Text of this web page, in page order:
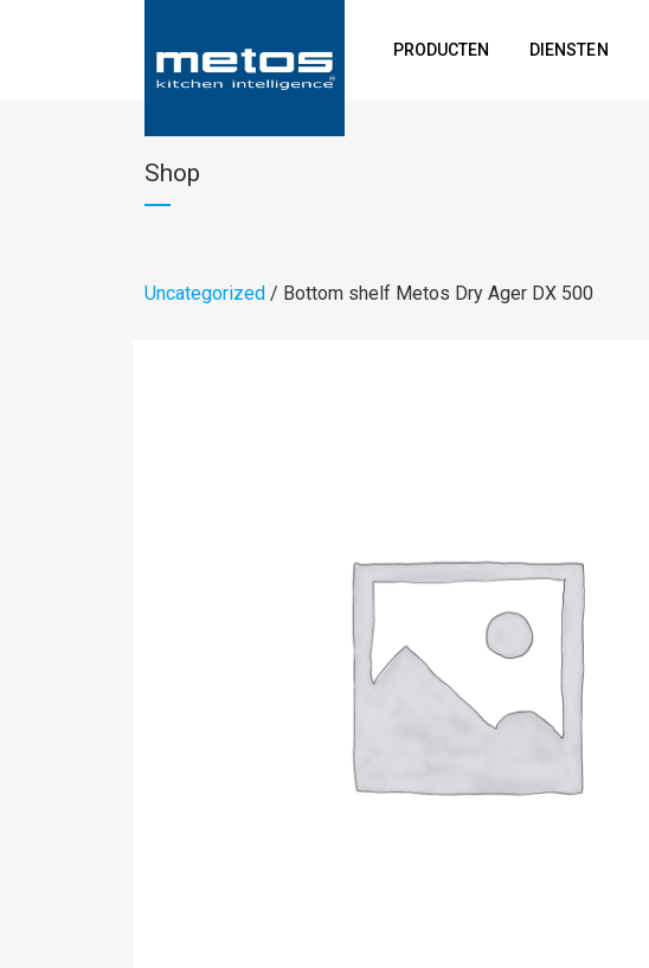
PRODUCTEN DIENSTEN
Shop
Uncategorized / Bottom shelf Metos Dry Ager DX 500